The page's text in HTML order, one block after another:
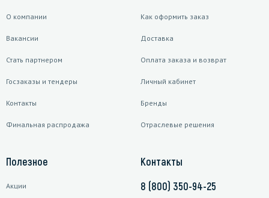
О компании
Вакансии
Стать партнером
Госзаказы и тендеры
Контакты
Финальная распродажа
Как оформить заказ
Доставка
Оплата заказа и возврат
Личный кабинет
Бренды
Отраслевые решения
Полезное
Акции
Контакты
8 (800) 350-94-25